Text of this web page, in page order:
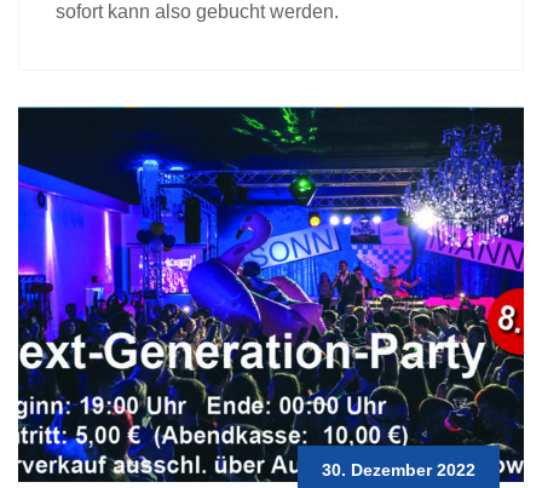
sofort kann also gebucht werden.
30. Dezember 2022